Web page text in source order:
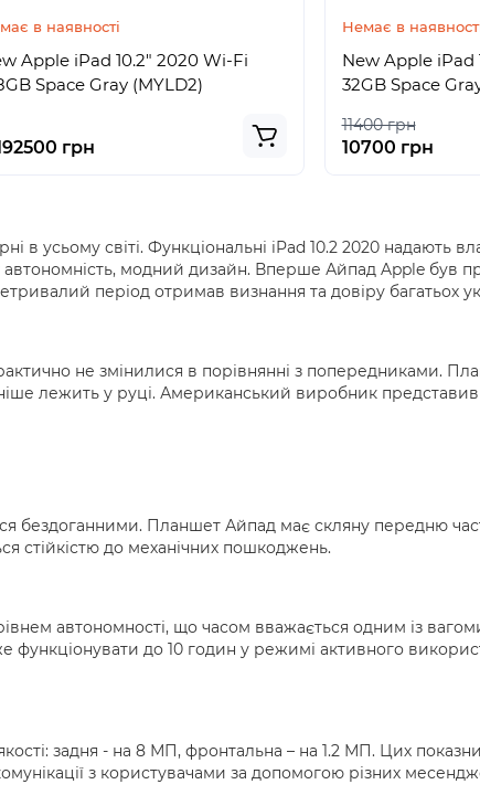
в наявності
Apple iPad 10.2" 2020 Wi-Fi
Space Gray (MYLD2)
грн
Немає в
New Apple iPad
32GB Space
11400 грн
10700 грн
усьому світі. Функціональні iPad 10.2 2020 надають
автономність, модний дизайн. Вперше Айпад Apple був
період отримав визнання та довіру багатьох
не змінилися в порівнянні з попередниками.
лежить у руці. Американський виробник представив
бездоганними. Планшет Айпад має скляну передню
стійкістю до механічних пошкоджень.
автономності, що часом вважається одним із
до 10 годин у режимі активного
задня - на 8 МП, фронтальна – на 1.2 МП. Цих
з користувачами за допомогою різних